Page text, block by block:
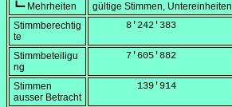
┗━ Mehrheiten
gültige Stimmen, Untereinheiten
Stimmberechtig
te
      8'242'383
Stimmbeteiligu
ng
      7'605'882
Stimmen
ausser Betracht
        139'914